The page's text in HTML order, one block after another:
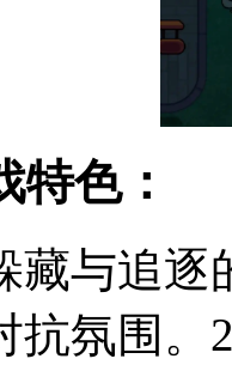
特色：
藏与追逐
抗氛围。